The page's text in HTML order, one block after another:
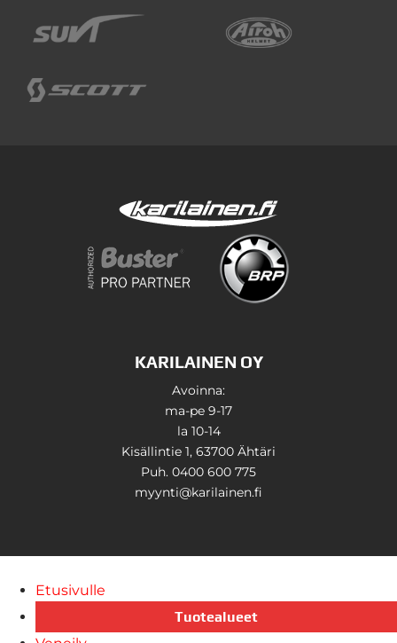
KARILAINEN OY
Avoinna:
ma-pe 9-17
la 10-14
Kisällintie 1, 63700 Ähtäri
Puh. 0400 600 775
myynti@karilainen.fi
Etusivulle
Tuotealueet